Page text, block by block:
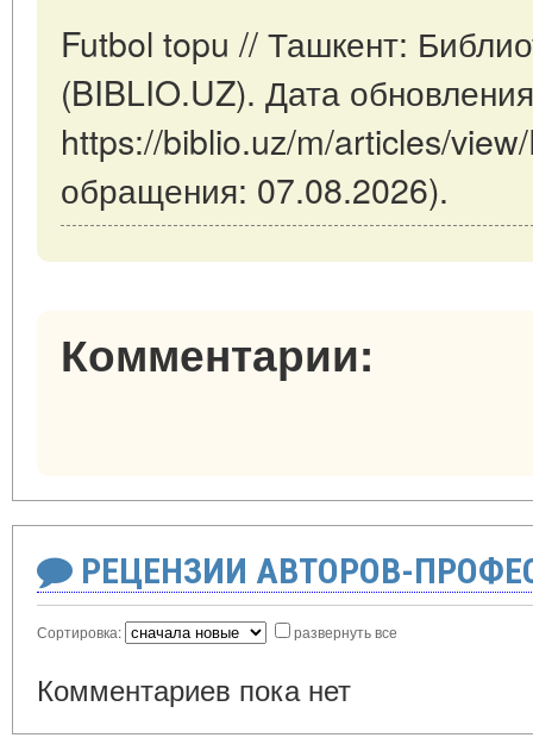
Futbol topu // Ташкент:
(BIBLIO.UZ). Дата
https://biblio.uz/m/articles/
обращения: 07.08.2026).
Комментарии:
РЕЦЕНЗИИ АВТОРОВ-
Сортировка: развернуть все
Комментариев пока нет